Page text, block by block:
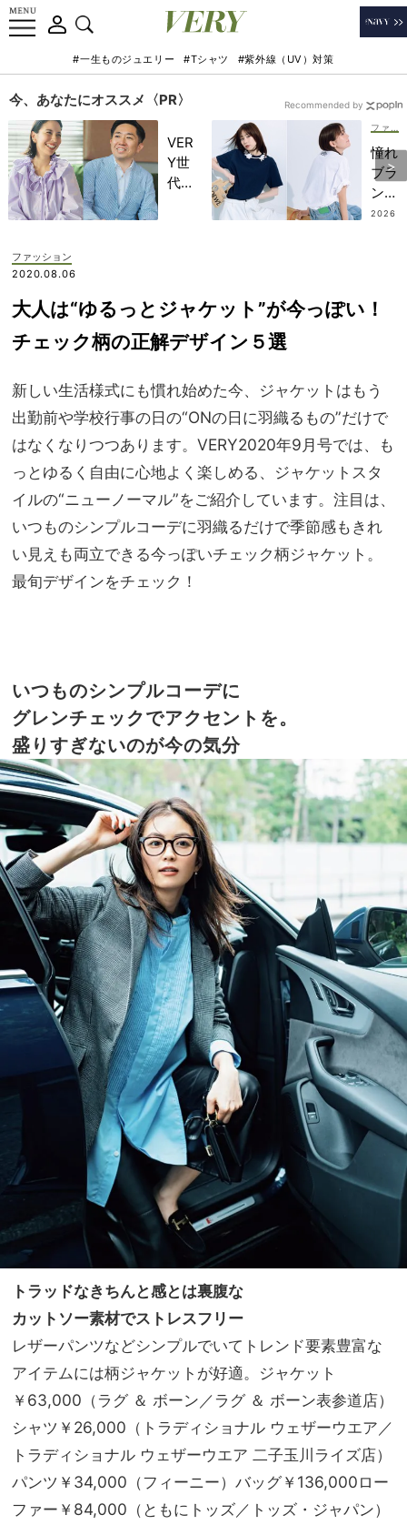
#一生ものジュエリー #Tシャツ #紫外線（UV）対策
今、あなたにオススメ〈PR〉
VER
Y世
代が
んと
考え
る
ぜ
今、
NO
T A
HO
TEL
な
の？
憧れ
ブラ
ンド
の
ツ】
ロテ
前提
ら投
資の
価値
あり
2026
Recommended by
ファッション
2020.08.06
大人は“ゆるっとジャケット”が今っぽい！
チェック柄の正解デザイン５選
新しい生活様式にも慣れ始めた今、ジャケットはもう
出勤前や学校行事の日の“ONの日に羽織るもの”だけで
はなくなりつつあります。VERY2020年9月号では、も
っとゆるく自由に心地よく楽しめる、ジャケットスタ
イルの“ニューノーマル”をご紹介しています。注目は、
いつものシンプルコーデに羽織るだけで季節感もきれ
い見えも両立できる今っぽいチェック柄ジャケット。
最旬デザインをチェック！
いつものシンプルコーデに
グレンチェックでアクセントを。
盛りすぎないのが今の気分
トラッドなきちんと感とは裏腹な
カットソー素材でストレスフリー
レザーパンツなどシンプルでいてトレンド要素豊富な
アイテムには柄ジャケットが好適。ジャケット
￥63,000（ラグ ＆ ボーン／ラグ ＆ ボーン表参道店）
シャツ￥26,000（トラディショナル ウェザーウエア／
トラディショナル ウェザーウエア 二子玉川ライズ店）
パンツ￥34,000（フィーニー）バッグ￥136,000ロー
ファー￥84,000（ともにトッズ／トッズ・ジャパン）